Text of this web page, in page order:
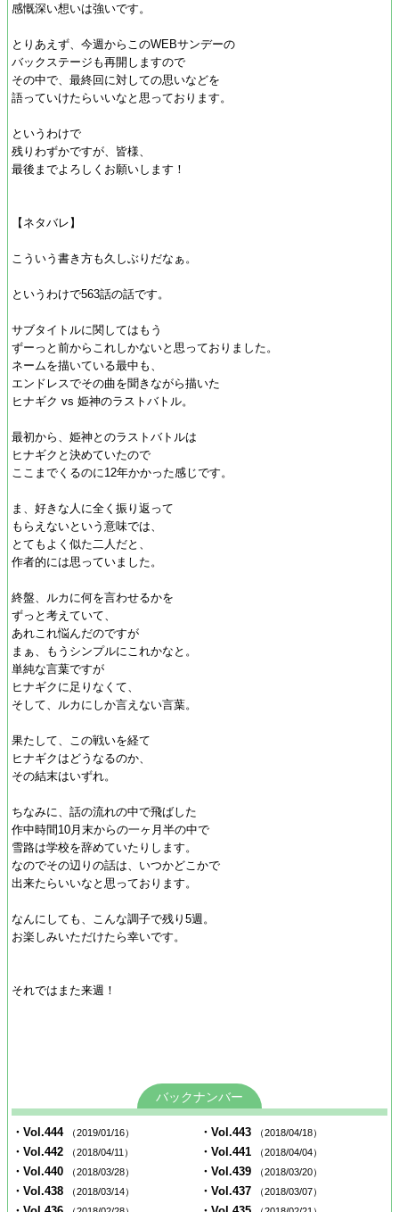
感慨深い想いは強いです。
とりあえず、今週からこのWEBサンデーの
バックステージも再開しますので
その中で、最終回に対しての思いなどを
語っていけたらいいなと思っております。
というわけで
残りわずかですが、皆様、
最後までよろしくお願いします！
【ネタバレ】
こういう書き方も久しぶりだなぁ。
というわけで563話の話です。
サブタイトルに関してはもう
ずーっと前からこれしかないと思っておりました。
ネームを描いている最中も、
エンドレスでその曲を聞きながら描いた
ヒナギク vs 姫神のラストバトル。
最初から、姫神とのラストバトルは
ヒナギクと決めていたので
ここまでくるのに12年かかった感じです。
ま、好きな人に全く振り返って
もらえないという意味では、
とてもよく似た二人だと、
作者的には思っていました。
終盤、ルカに何を言わせるかを
ずっと考えていて、
あれこれ悩んだのですが
まぁ、もうシンプルにこれかなと。
単純な言葉ですが
ヒナギクに足りなくて、
そして、ルカにしか言えない言葉。
果たして、この戦いを経て
ヒナギクはどうなるのか、
その結末はいずれ。
ちなみに、話の流れの中で飛ばした
作中時間10月末からの一ヶ月半の中で
雪路は学校を辞めていたりします。
なのでその辺りの話は、いつかどこかで
出来たらいいなと思っております。
なんにしても、こんな調子で残り5週。
お楽しみいただけたら幸いです。
それではまた来週！
バックナンバー
・Vol.444 （2019/01/16） ・Vol.443 （2018/04/18）
・Vol.442 （2018/04/11） ・Vol.441 （2018/04/04）
・Vol.440 （2018/03/28） ・Vol.439 （2018/03/20）
・Vol.438 （2018/03/14） ・Vol.437 （2018/03/07）